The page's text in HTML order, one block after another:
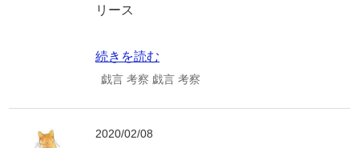
リース
続きを読む
戯言 考察 戯言 考察
2020/02/08